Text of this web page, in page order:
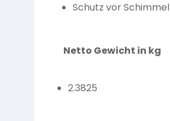
Schutz vor Schimmel
Netto Gewicht in kg
2.3825